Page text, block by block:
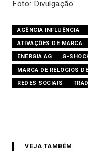
Foto: Divulgação
AGÊNCIA INFLUÊNCIA
ATIVAÇÕES DE MARCA
ENERGIA.AG
G-
MARCA DE RELÓGIOS
REDES SOCIAIS
VEJA TAMBÉM